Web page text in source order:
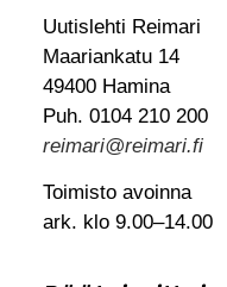
Uutislehti Reimari
Maariankatu 14
49400 Hamina
Puh. 0104 210 200
reimari@reimari.fi
Toimisto avoinna
ark. klo 9.00–14.00